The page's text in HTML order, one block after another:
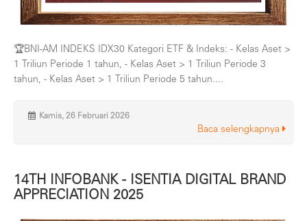
🏆BNI-AM INDEKS IDX30 Kategori ETF & Indeks: - Kelas Aset >
1 Triliun Periode 1 tahun, - Kelas Aset > 1 Triliun Periode 3
tahun, - Kelas Aset > 1 Triliun Periode 5 tahun....
Kamis, 26 Februari 2026
Baca selengkapnya
14TH INFOBANK - ISENTIA DIGITAL BRAND
APPRECIATION 2025